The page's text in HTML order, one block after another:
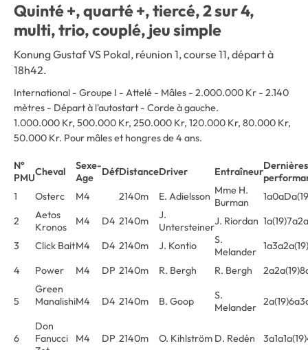
Quinté +, quarté +, tiercé, 2 sur 4,
multi, trio, couplé, jeu simple
Konung Gustaf VS Pokal, réunion 1, course 11, départ à
18h42.
International - Groupe I - Attelé - Mâles - 2.000.000 Kr - 2.140
mètres - Départ à l'autostart - Corde à gauche.
1.000.000 Kr, 500.000 Kr, 250.000 Kr, 120.000 Kr, 80.000 Kr,
50.000 Kr. Pour mâles et hongres de 4 ans.
N°
PMUCheval
Sexe-
Age
DéfDistanceDriver EntraîneurDernières
1
Osterc M4 2140m E. Adielsson Mme H.
Burman
2
Aetos
Kronos
M4 D4 2140m
J.
UntersteinerJ. Riordan
3
Click BaitM4 D4 2140m J. Kontio
S.
Melander
4
Power M4 DP 2140m R. Bergh R. Bergh
5
Green
ManalishiM4 D4 2140m B. Goop
S.
Melander
6
Don
Fanucci
M4 DP 2140m O. Kihlström D. Redén